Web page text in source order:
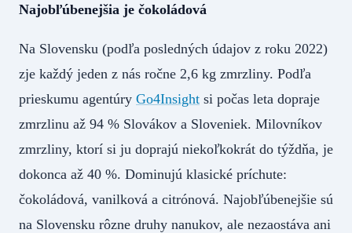
Najobľúbenejšia je čokoládová
Na Slovensku (podľa posledných údajov z roku 2022)
zje každý jeden z nás ročne 2,6 kg zmrzliny. Podľa
prieskumu agentúry Go4Insight si počas leta dopraje
zmrzlinu až 94 % Slovákov a Sloveniek. Milovníkov
zmrzliny, ktorí si ju doprajú niekoľkokrát do týždňa, je
dokonca až 40 %. Dominujú klasické príchute:
čokoládová, vanilková a citrónová. Najobľúbenejšie sú
na Slovensku rôzne druhy nanukov, ale nezaostáva ani